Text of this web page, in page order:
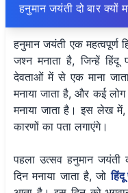
हनुमान जयंती दो बार क्यों
हनुमान जयंती एक महत्वपूर्ण
जश्न मनाता है, जिन्हें
देवताओं में से एक माना
मनाया जाता है, और कई
मनाया जाता है। इस लेख
कारणों का पता लगाएंगे।
पहला उत्सव हनुमान जयंती
दिन मनाया जाता है, जोहिंदू